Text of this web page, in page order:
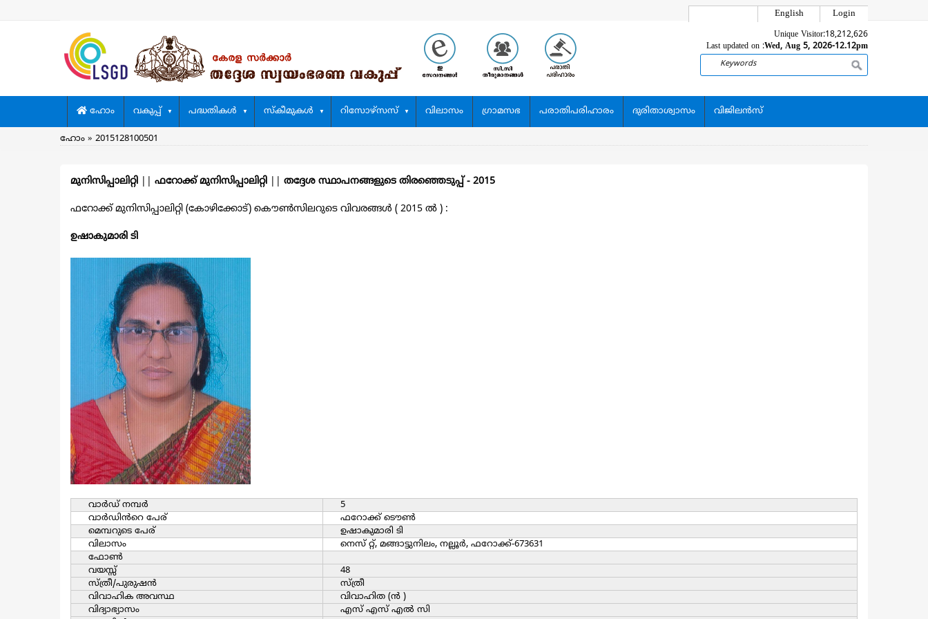
Login
English
Unique Visitor:18,212,626
Last updated on :Wed, Aug 5, 2026-12.12pm
Search
Main
navigation
ഹോം വകുപ്പ് പദ്ധതികള്‍ സ്കീമുകള്‍ റിസോഴ്സസ് വിലാസം ഗ്രാമസഭ പരാതിപരിഹാരം ദുരിതാശ്വാസം വിജിലന്‍സ്
Breadcrumb
ഹോം 2015128100501
മുനിസിപ്പാലിറ്റി ഫറോക്ക് മുനിസിപ്പാലിറ്റി തദ്ദേശ സ്ഥാപനങ്ങളുടെ തിരഞ്ഞെടുപ്പ്‌ - 2015
ഫറോക്ക് മുനിസിപ്പാലിറ്റി (കോഴിക്കോട്) കൌൺസിലറുടെ വിവരങ്ങള്‍ ( 2015 ല്‍ ) :
ഉഷാകുമാരി ടി
വാര്‍ഡ്‌ നമ്പര്‍
5
വാര്‍ഡിൻറെ പേര്
ഫറോക്ക് ടൌണ്‍
മെമ്പറുടെ പേര്
ഉഷാകുമാരി ടി
വിലാസം
നെസ് റ്റ്, മങ്ങാട്ടുനിലം, നല്ലൂര്‍, ഫറോക്ക്-673631
ഫോൺ
വയസ്സ്
48
സ്ത്രീ/പുരുഷന്‍
സ്ത്രീ
വിവാഹിക അവസ്ഥ
വിവാഹിത (ന്‍ )
വിദ്യാഭ്യാസം
എസ് എസ് എല്‍ സി